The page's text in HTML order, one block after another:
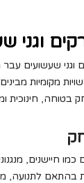
וגני
שעשועים
ורשויות מקומיות
כמו חיישנים,
בהתאם לתנועה,